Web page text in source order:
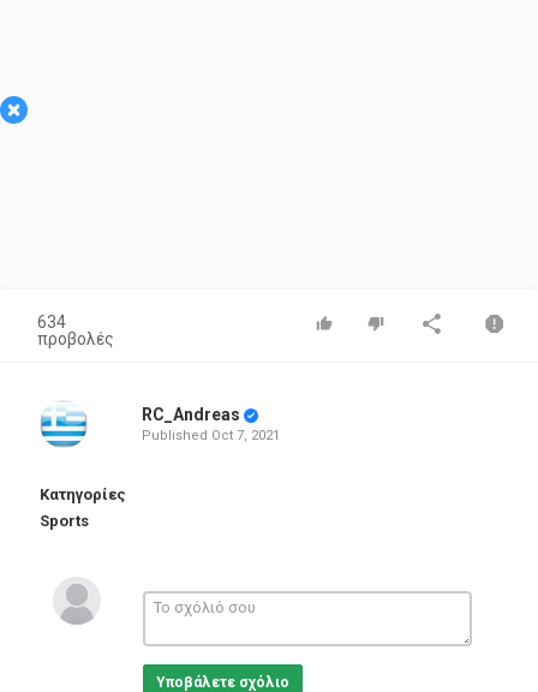
×
634
προβολές
RC_Andreas
Published Oct 7, 2021
Κατηγορίες
Sports
Υποβάλετε σχόλιο